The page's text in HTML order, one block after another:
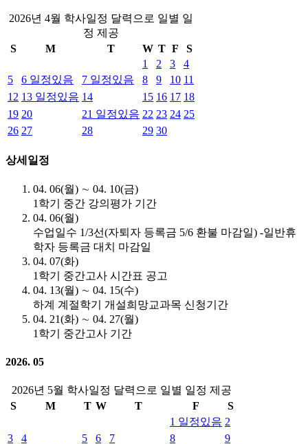
2026년 4월 학사일정 달력으로 일별 일
정 제공
S
M T W T F
S
1
2 3
4
5
6 일정있음 7 일정있음 8 9 10 11
12 13 일정있음 14 15 16 17 18
19 20 21 일정있음 22 23 24 25
26 27 28 29 30
상세일정
04. 06(월) ∼ 04. 10(금)
1학기 중간 강의평가 기간
04. 06(월)
수업일수 1/3선(자퇴자 등록금 5/6 환불 마감일) -일반휴
학자 등록금 대치 마감일
04. 07(화)
1학기 중간고사 시간표 공고
04. 13(월) ∼ 04. 15(수)
하계 계절학기 개설희망교과목 신청기간
04. 21(화) ∼ 04. 27(월)
1학기 중간고사 기간
2026. 05
2026년 5월 학사일정 달력으로 일별 일정 제공
S
M T W T F
S
1 일정있음 2
3
4 5 6 7 8
9